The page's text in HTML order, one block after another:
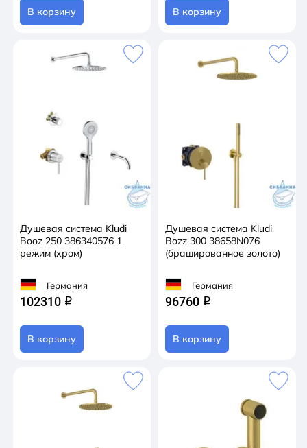
В корзину В корзину
Душевая система Kludi
Booz 250 386340576 1
режим (хром)
Германия
102310 q
В корзину
Душевая система Kludi
Bozz 300 38658N076
(брашированное золото)
Германия
96760 q
В корзину